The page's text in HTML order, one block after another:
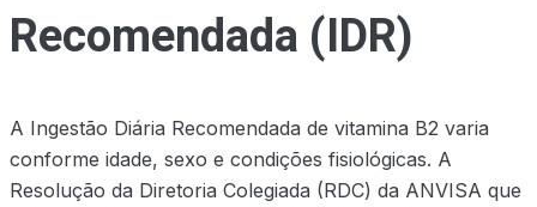
Recomendada (IDR)
A Ingestão Diária Recomendada de vitamina B2 varia
conforme idade, sexo e condições fisiológicas. A
Resolução da Diretoria Colegiada (RDC) da ANVISA que